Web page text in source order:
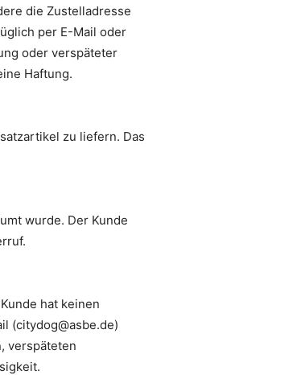
die Zustelladresse
per E-Mail oder
oder verspäteter
Haftung.
zu liefern. Das
wurde. Der Kunde
hat keinen
(citydog@asbe.de)
verspäteten